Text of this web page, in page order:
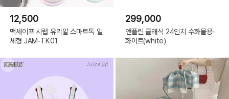
12,500
맥세이프 시럽 유리알 스마트톡 일
체형 JAM-TK01
299,000
앤플린 클래식 24인치 수화물용-
화이트(white)